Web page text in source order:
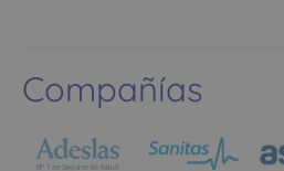
Compañías